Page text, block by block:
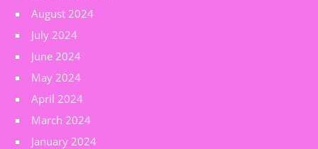
August 2024
July 2024
June 2024
May 2024
April 2024
March 2024
January 2024